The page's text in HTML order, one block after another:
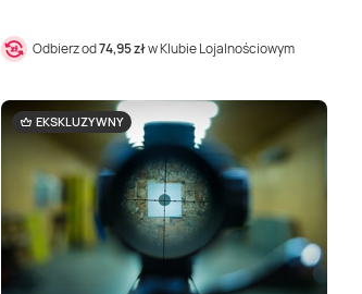
Odbierz od74,95 złw Klubie Lojalnościowym
EKSKLUZYWNY